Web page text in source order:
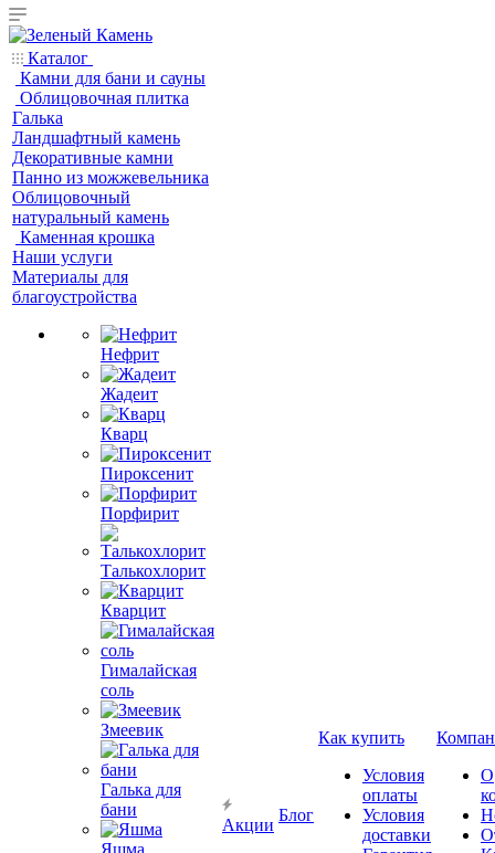
Каталог
Камни для бани и сауны
Облицовочная плитка
Галька
Ландшафтный камень
Декоративные камни
Панно из можжевельника
Облицовочный
натуральный камень
Каменная крошка
Наши услуги
Материалы для
благоустройства
Нефрит
Жадеит
Кварц
Пироксенит
Порфирит
Талькохлорит
Кварцит
Гималайская
соль
Змеевик
Галька для
бани
Яшма
Акции
Блог
Как купить
Условия
оплаты
Условия
доставки
О